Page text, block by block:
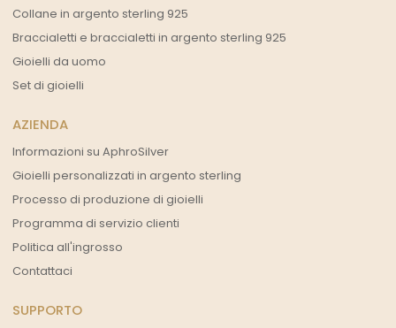
Collane in argento sterling 925
Braccialetti e braccialetti in argento sterling 925
Gioielli da uomo
Set di gioielli
AZIENDA
Informazioni su AphroSilver
Gioielli personalizzati in argento sterling
Processo di produzione di gioielli
Programma di servizio clienti
Politica all'ingrosso
Contattaci
SUPPORTO